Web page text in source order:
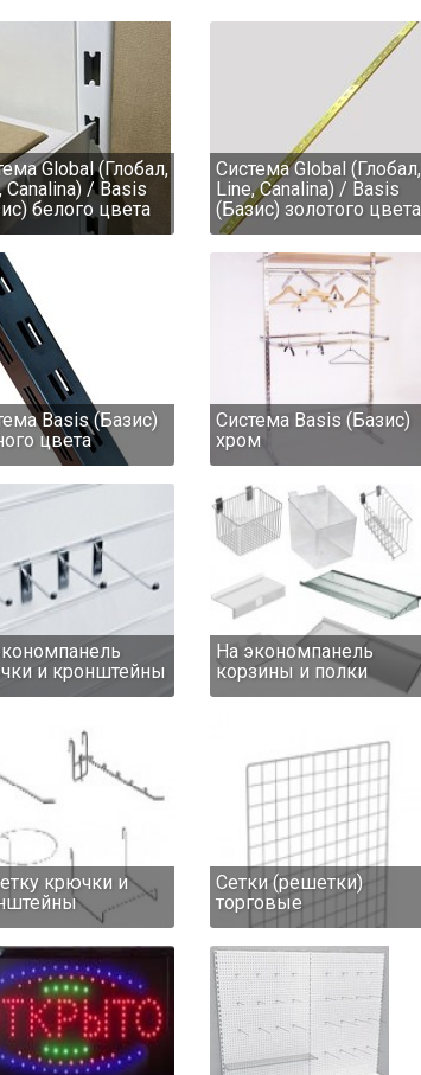
Global (Глобал,
Canalina) / Basis
белого цвета
Система Global (Глобал,
Line, Canalina) / Basis
(Базис) золотого цвета
Basis (Базис)
цвета
Система Basis (Базис)
хром
и кронштейны
На экономпанель
корзины и полки
крючки и
Сетки (решетки)
торговые